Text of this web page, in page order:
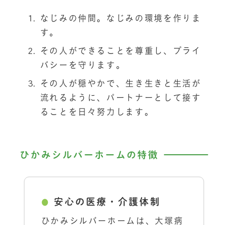
なじみの仲間。なじみの環境を作りま
す。
その人ができることを尊重し、プライ
バシーを守ります。
その人が穏やかで、生き生きと生活が
流れるように、パートナーとして接す
ることを日々努力します。
ひかみシルバーホームの特徴
安心の医療・介護体制
ひかみシルバーホームは、大塚病